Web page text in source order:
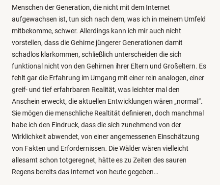
Menschen der Generation, die nicht mit dem Internet
aufgewachsen ist, tun sich nach dem, was ich in meinem Umfeld
mitbekomme, schwer. Allerdings kann ich mir auch nicht
vorstellen, dass die Gehirne jüngerer Generationen damit
schadlos klarkommen, schließlich unterscheiden die sich
funktional nicht von den Gehirnen ihrer Eltern und Großeltern. Es
fehlt gar die Erfahrung im Umgang mit einer rein analogen, einer
greif- und tief erfahrbaren Realität, was leichter mal den
Anschein erweckt, die aktuellen Entwicklungen wären „normal“.
Sie mögen die menschliche Realtität definieren, doch manchmal
habe ich den Eindruck, dass die sich zunehmend von der
Wirklichkeit abwendet, von einer angemessenen Einschätzung
von Fakten und Erfordernissen. Die Wälder wären vielleicht
allesamt schon totgeregnet, hätte es zu Zeiten des sauren
Regens bereits das Internet von heute gegeben…